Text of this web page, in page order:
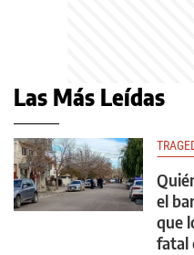
Las Más Leídas
el
que
fatal